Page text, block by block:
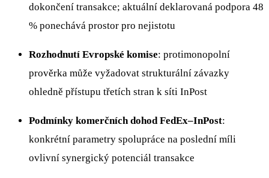
dokončení transakce; aktuální deklarovaná podpora 48
% ponechává prostor pro nejistotu
Rozhodnutí Evropské komise: protimonopolní
prověrka může vyžadovat strukturální závazky
ohledně přístupu třetích stran k síti InPost
Podmínky komerčních dohod FedEx–InPost:
konkrétní parametry spolupráce na poslední míli
ovlivní synergický potenciál transakce